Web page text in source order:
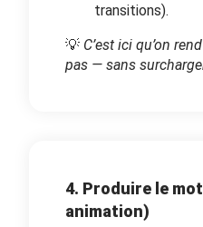
transitions).
💡 C’est ici qu’on
pas — sans
4. Produire le
animation)